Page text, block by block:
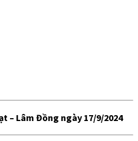
– Lâm Đồng ngày 17/9/2024